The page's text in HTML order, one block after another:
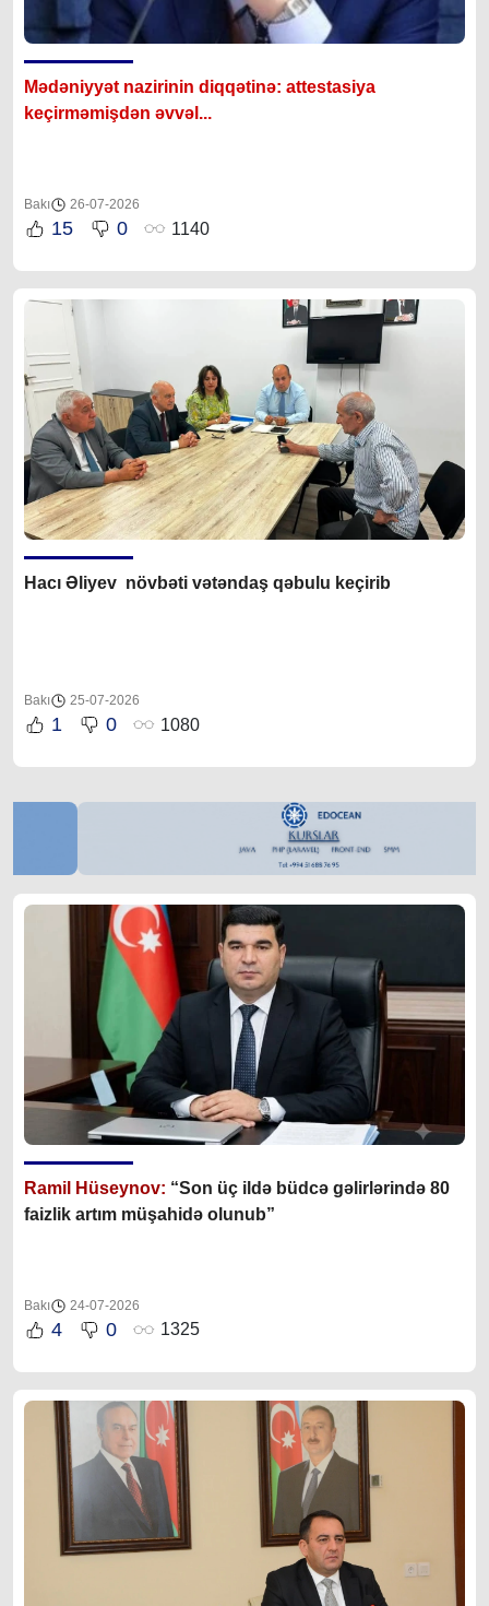
Mədəniyyət nazirinin diqqətinə: attestasiya
keçirməmişdən əvvəl...
Bakı 26-07-2026
15 0 1140
Hacı Əliyev növbəti vətəndaş qəbulu keçirib
Bakı 25-07-2026
1 0 1080
Ramil Hüseynov: “Son üç ildə büdcə gəlirlərində 80
faizlik artım müşahidə olunub”
Bakı 24-07-2026
4 0 1325